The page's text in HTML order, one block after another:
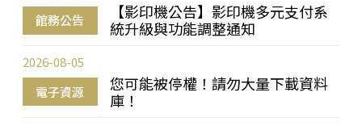
館務公告
【影印機公告】影印機多元支付系
統升級與功能調整通知
電子資源
您可能被停權！請勿大量下載資料
庫！
2026-08-05